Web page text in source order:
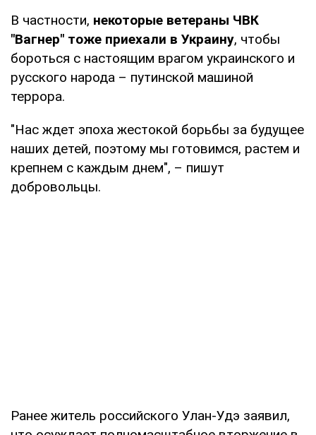
В частности, некоторые ветераны ЧВК
"Вагнер" тоже приехали в Украину, чтобы
бороться с настоящим врагом украинского и
русского народа – путинской машиной
террора.
"Нас ждет эпоха жестокой борьбы за будущее
наших детей, поэтому мы готовимся, растем и
крепнем с каждым днем", – пишут
добровольцы.
Ранее житель российского Улан-Удэ заявил,